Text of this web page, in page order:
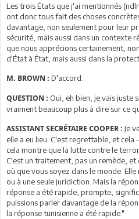
Les trois États que j'ai mentionnés
ont donc tous fait des choses
davantage, non seulement pour leur
sécurité, mais aussi dans un contexte
que nous apprécions certainement,
d'État à État, mais aussi dans la
M. BROWN : D'accord.
QUESTION : Oui, eh bien, je vais juste
vraiment beaucoup plus à dire sur ce
ASSISTANT SECRÉTAIRE COOPER : Je
elle a eu lieu. C'est regrettable, et cela
cela montre que la lutte contre le
C'est un traitement, pas un remède, et
où que vous soyez dans le monde.
ou à une seule juridiction. Mais la
réponse a été rapide, prompte,
puissions parler davantage de la
la réponse tunisienne a été rapide."